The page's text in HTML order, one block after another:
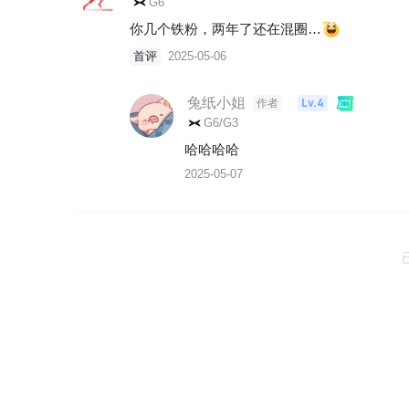
你几个铁粉，两年了还在混圈…
首评 2025-05-06
兔纸小姐 作者 Lv.4
G6/G3
哈哈哈哈
2025-05-07